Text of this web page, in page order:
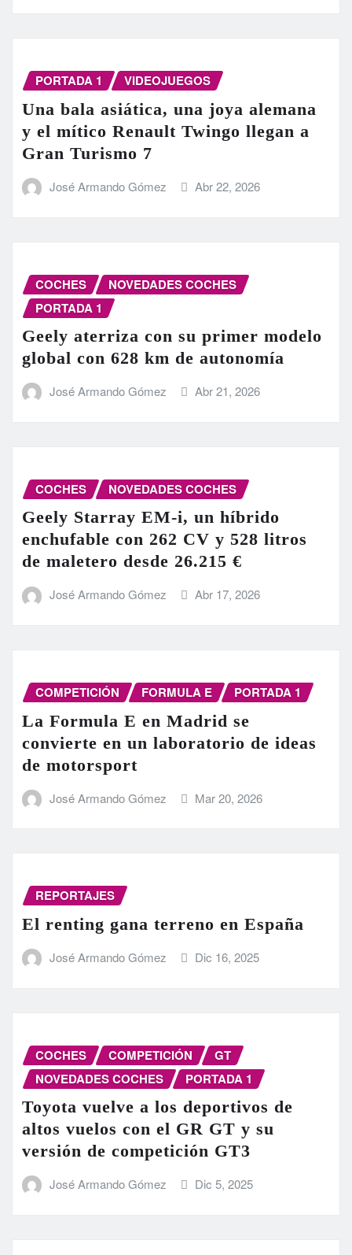
PORTADA 1 VIDEOJUEGOS
Una bala asiática, una joya alemana
y el mítico Renault Twingo llegan a
Gran Turismo 7
José Armando Gómez Abr 22, 2026
COCHES
NOVEDADES COCHES
PORTADA 1
Geely aterriza con su primer modelo
global con 628 km de autonomía
José Armando Gómez Abr 21, 2026
COCHES NOVEDADES COCHES
Geely Starray EM-i, un híbrido
enchufable con 262 CV y 528 litros
de maletero desde 26.215 €
José Armando Gómez Abr 17, 2026
COMPETICIÓN FORMULA E PORTADA 1
La Formula E en Madrid se
convierte en un laboratorio de ideas
de motorsport
José Armando Gómez Mar 20, 2026
REPORTAJES
El renting gana terreno en España
José Armando Gómez Dic 16, 2025
COCHES COMPETICIÓN
GT
NOVEDADES COCHES
PORTADA 1
Toyota vuelve a los deportivos de
altos vuelos con el GR GT y su
versión de competición GT3
José Armando Gómez Dic 5, 2025